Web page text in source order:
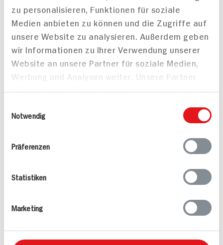
zu personalisieren, Funktionen für soziale
Medien anbieten zu können und die Zugriffe auf
unsere Website zu analysieren. Außerdem geben
wir Informationen zu Ihrer Verwendung unserer
Website an unsere Partner für soziale Medien,
Werbung und Analysen weiter. Unsere Partner
führen diese Informationen möglicherweise mit
bereitgestellt haben oder die sie im Rahmen
Notwendig
Präferenzen
Statistiken
Marketing
Mehr anzeigen
Alle Rezepte Mehr
25 min
Leicht
Mandel-Rotbarsch